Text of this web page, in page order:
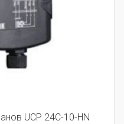
UCP 24C-10-HN